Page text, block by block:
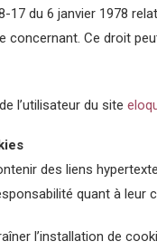
du 6 janvier 1978
concernant. Ce droit
l’utilisateur du site
des liens
quant à leur
l’installation de